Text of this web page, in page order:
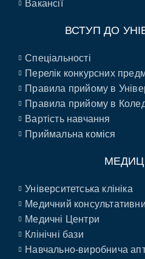
Вакансії
ВСТУП ДО
Спеціальності
Перелік конкурсних
Правила прийому в
Правила прийому в
Вартість навчання
Приймальна коміся
Університетська клініка
Медичний
Медичні Центри
Клінічні бази
Навчально-виробнича